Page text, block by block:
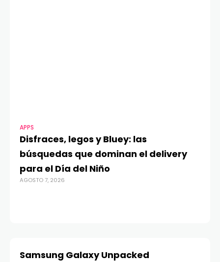
APPS
Disfraces, legos y Bluey: las
búsquedas que dominan el delivery
para el Día del Niño
AGOSTO 7, 2026
Samsung Galaxy Unpacked